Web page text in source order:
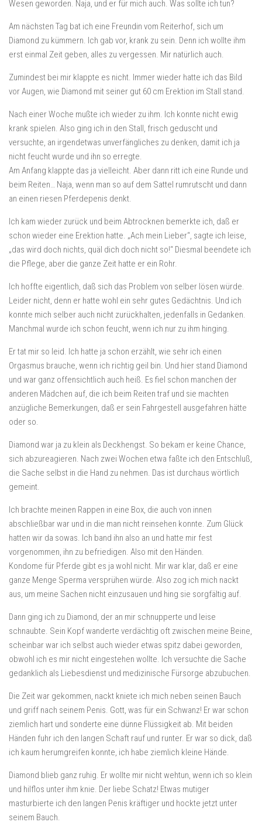
Wesen geworden. Naja, und er für mich auch. Was sollte ich tun?
Am nächsten Tag bat ich eine Freundin vom Reiterhof, sich um
Diamond zu kümmern. Ich gab vor, krank zu sein. Denn ich wollte ihm
erst einmal Zeit geben, alles zu vergessen. Mir natürlich auch.
Zumindest bei mir klappte es nicht. Immer wieder hatte ich das Bild
vor Augen, wie Diamond mit seiner gut 60 cm Erektion im Stall stand.
Nach einer Woche mußte ich wieder zu ihm. Ich konnte nicht ewig
krank spielen. Also ging ich in den Stall, frisch geduscht und
versuchte, an irgendetwas unverfängliches zu denken, damit ich ja
nicht feucht wurde und ihn so erregte.
Am Anfang klappte das ja vielleicht. Aber dann ritt ich eine Runde und
beim Reiten… Naja, wenn man so auf dem Sattel rumrutscht und dann
an einen riesen Pferdepenis denkt.
Ich kam wieder zurück und beim Abtrocknen bemerkte ich, daß er
schon wieder eine Erektion hatte. „Ach mein Lieber“, sagte ich leise,
„das wird doch nichts, quäl dich doch nicht so!“ Diesmal beendete ich
die Pflege, aber die ganze Zeit hatte er ein Rohr.
Ich hoffte eigentlich, daß sich das Problem von selber lösen würde.
Leider nicht, denn er hatte wohl ein sehr gutes Gedächtnis. Und ich
konnte mich selber auch nicht zurückhalten, jedenfalls in Gedanken.
Manchmal wurde ich schon feucht, wenn ich nur zu ihm hinging.
Er tat mir so leid. Ich hatte ja schon erzählt, wie sehr ich einen
Orgasmus brauche, wenn ich richtig geil bin. Und hier stand Diamond
und war ganz offensichtlich auch heiß. Es fiel schon manchen der
anderen Mädchen auf, die ich beim Reiten traf und sie machten
anzügliche Bemerkungen, daß er sein Fahrgestell ausgefahren hätte
oder so.
Diamond war ja zu klein als Deckhengst. So bekam er keine Chance,
sich abzureagieren. Nach zwei Wochen etwa faßte ich den Entschluß,
die Sache selbst in die Hand zu nehmen. Das ist durchaus wörtlich
gemeint.
Ich brachte meinen Rappen in eine Box, die auch von innen
abschließbar war und in die man nicht reinsehen konnte. Zum Glück
hatten wir da sowas. Ich band ihn also an und hatte mir fest
vorgenommen, ihn zu befriedigen. Also mit den Händen.
Kondome für Pferde gibt es ja wohl nicht. Mir war klar, daß er eine
ganze Menge Sperma versprühen würde. Also zog ich mich nackt
aus, um meine Sachen nicht einzusauen und hing sie sorgfältig auf.
Dann ging ich zu Diamond, der an mir schnupperte und leise
schnaubte. Sein Kopf wanderte verdächtig oft zwischen meine Beine,
scheinbar war ich selbst auch wieder etwas spitz dabei geworden,
obwohl ich es mir nicht eingestehen wollte. Ich versuchte die Sache
gedanklich als Liebesdienst und medizinische Fürsorge abzubuchen.
Die Zeit war gekommen, nackt kniete ich mich neben seinen Bauch
und griff nach seinem Penis. Gott, was für ein Schwanz! Er war schon
ziemlich hart und sonderte eine dünne Flüssigkeit ab. Mit beiden
Händen fuhr ich den langen Schaft rauf und runter. Er war so dick, daß
ich kaum herumgreifen konnte, ich habe ziemlich kleine Hände.
Diamond blieb ganz ruhig. Er wollte mir nicht wehtun, wenn ich so klein
und hilflos unter ihm knie. Der liebe Schatz! Etwas mutiger
masturbierte ich den langen Penis kräftiger und hockte jetzt unter
seinem Bauch.